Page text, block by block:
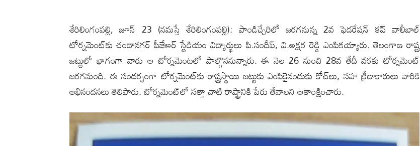
శేరిలింగంప‌ల్లి, జూన్ 23 (న‌మ‌స్తే శేరిలింగంప‌ల్లి): పాండిచ్చేరిలో జ‌ర‌గ‌నున్న 2వ ఫెడ‌రేష‌న్ క‌ప్ వాలీబాల్
టోర్న‌మెంట్‌కు చందాన‌గ‌ర్ పీజేఆర్ స్టేడియం విద్యార్థులు పి.సందీప్‌, వి.అక్ష‌ర రెడ్డి ఎంపిక‌య్యారు. తెలంగాణ రాష్ట్ర
జ‌ట్టులో భాగంగా వారు ఆ టోర్న‌మెంట‌లో పాల్గొన‌నున్నారు. ఈ నెల 26 నుంచి 28వ తేదీ వ‌ర‌కు టోర్న‌మెంట్
జ‌ర‌గ‌నుంది. ఈ సంద‌ర్భంగా టోర్న‌మెంట్‌కు రాష్ట్ర‌స్థాయి జ‌ట్టుకు ఎంపికైనందుకు కోచ్‌లు, స‌హ క్రీడాకారులు వారికి
అభినంద‌నలు తెలిపారు. టోర్న‌మెంట్‌లో స‌త్తా చాటి రాష్ట్రానికి పేరు తేవాల‌ని ఆకాంక్షించారు.